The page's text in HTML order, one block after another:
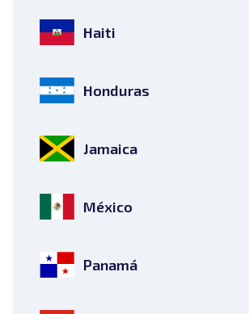
Haiti
Honduras
Jamaica
México
Panamá